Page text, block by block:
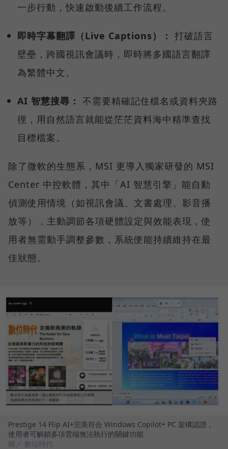
一步行動，快速啟動後續工作流程。
即時字幕翻譯（Live Captions）： 打破語言
壁壘，跨國視訊會議時，即時將多國語言翻譯
為繁體中文。
AI 智慧搜尋： 不需要精確記住檔名或資料夾路
徑，用自然語言就能從茫茫資料海中精準查找
目標檔案。
除了微軟的生態系，MSI 更導入獨家研發的 MSI
Center 中控軟體，其中「AI 智慧引擎」能自動
偵測使用情境（如視訊會議、文書處理、影音播
放等），主動調節各項硬體設定與效能表現，使
用者無需動手調整參數，系統便能持續維持在最
佳狀態。
Prestige 14 Flip AI+完美符合 Windows Copilot+ PC 架構認證，
使用者可解鎖多項雲端無法執行的關鍵功能
圖／ 數位時代